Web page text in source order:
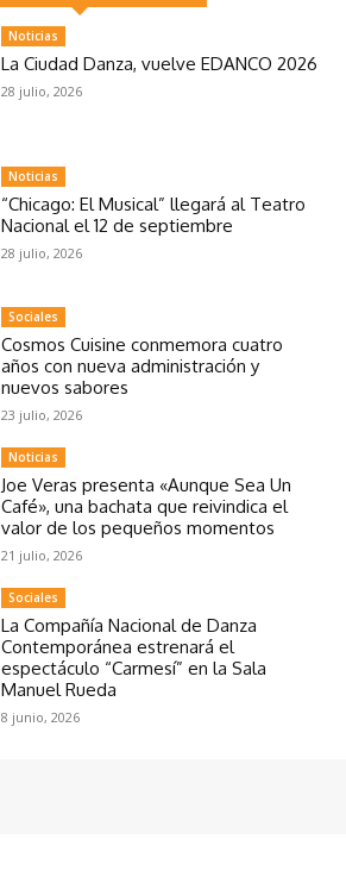
Noticias
La Ciudad Danza, vuelve EDANCO 2026
28 julio, 2026
Noticias
“Chicago: El Musical” llegará al Teatro
Nacional el 12 de septiembre
28 julio, 2026
Sociales
Cosmos Cuisine conmemora cuatro
años con nueva administración y
nuevos sabores
23 julio, 2026
Noticias
Joe Veras presenta «Aunque Sea Un
Café», una bachata que reivindica el
valor de los pequeños momentos
21 julio, 2026
Sociales
La Compañía Nacional de Danza
Contemporánea estrenará el
espectáculo “Carmesí” en la Sala
Manuel Rueda
8 junio, 2026